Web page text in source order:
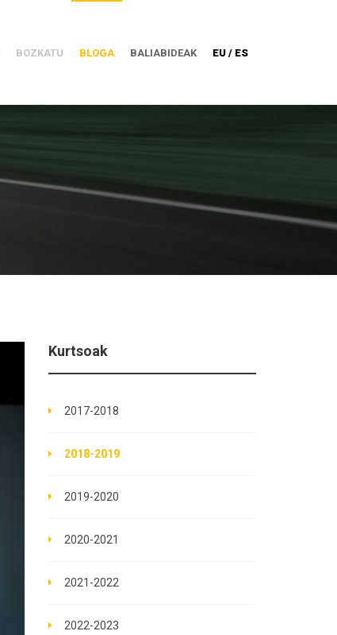
BOZKATU BLOGA BALIABIDEAK EU / ES
Kurtsoak
2017-2018
2018-2019
2019-2020
2020-2021
2021-2022
2022-2023